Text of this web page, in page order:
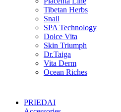
Tibetan Herbs
Snail
SPA Technology
Dolce Vita
Skin Triumph
Dr.Taiga
Vita Derm
Ocean Riches
PRIEDAI